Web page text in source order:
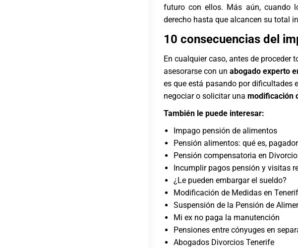
futuro con ellos. Más aún, cuando
derecho hasta que alcancen su total
10 consecuencias del
En cualquier caso, antes de proceder
asesorarse con unabogado experto
es que está pasando por dificultades
negociar o solicitar una modificación
También le puede interesar:
Impago pensión de alimentos
Pensión alimentos: qué es,
Pensión compensatoria en Divorcio
Incumplir pagos pensión y visitas
¿Le pueden embargar el sueldo?
Modificación de Medidas en
Suspensión de la Pensión de
Mi ex no paga la manutención
Pensiones entre cónyuges en
Abogados Divorcios Tenerife